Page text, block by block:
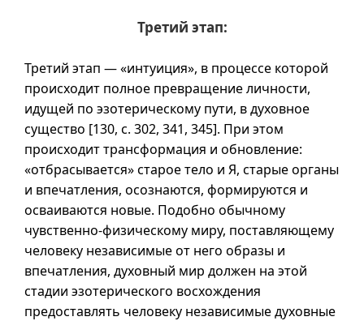
Третий этап:
Третий этап — «интуиция», в процессе которой
происходит полное превращение личности,
идущей по эзотерическому пути, в духовное
существо [130, с. 302, 341, 345]. При этом
происходит трансформация и обновление:
«отбрасывается» старое тело и Я, старые органы
и впечатления, осознаются, формируются и
осваиваются новые. Подобно обычному
чувственно-физическому миру, поставляющему
человеку независимые от него образы и
впечатления, духовный мир должен на этой
стадии эзотерического восхождения
предоставлять человеку независимые духовные